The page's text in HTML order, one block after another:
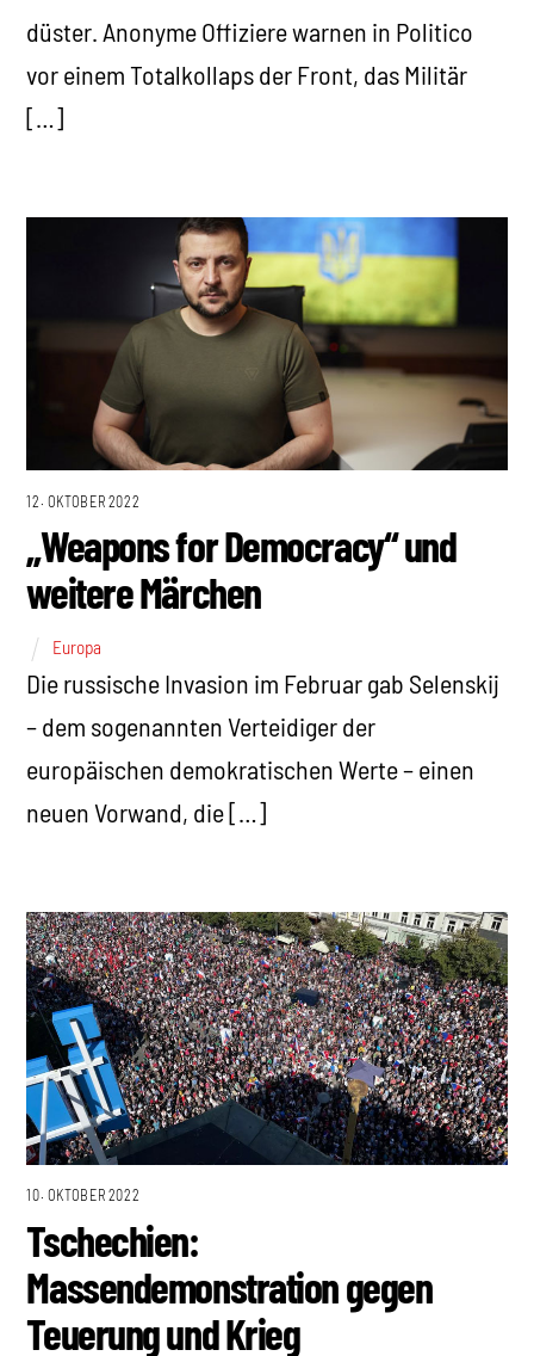
düster. Anonyme Offiziere warnen in Politico
vor einem Totalkollaps der Front, das Militär
[…]
12. OKTOBER 2022
„Weapons for Democracy“ und
weitere Märchen
Europa
Die russische Invasion im Februar gab Selenskij
– dem sogenannten Verteidiger der
europäischen demokratischen Werte – einen
neuen Vorwand, die […]
10. OKTOBER 2022
Tschechien:
Massendemonstration gegen
Teuerung und Krieg